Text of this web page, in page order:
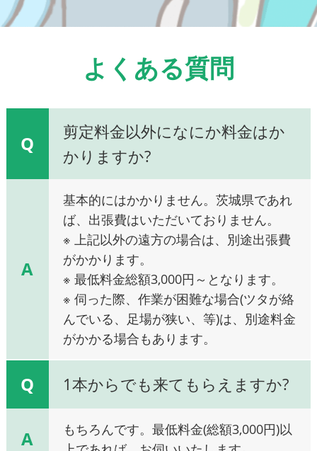
よくある質問
Q
剪定料金以外になにか料金はか
かりますか?
A
基本的にはかかりません。茨城県であれ
ば、出張費はいただいておりません。
※ 上記以外の遠方の場合は、別途出張費
がかかります。
※ 最低料金総額3,000円～となります。
※ 伺った際、作業が困難な場合(ツタが絡
んでいる、足場が狭い、等)は、別途料金
がかかる場合もあります。
Q 1本からでも来てもらえますか?
A
もちろんです。最低料金(総額3,000円)以